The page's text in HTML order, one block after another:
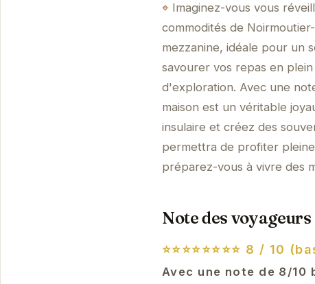
Imaginez-vous vous
commodités de
mezzanine, idéale pour un
savourer vos repas en
d'exploration. Avec une
maison est un véritable
insulaire et créez des
permettra de profiter
préparez-vous à vivre des
Note des
⭐⭐⭐⭐⭐⭐⭐⭐ 8 / 10
Avec une note de 8/10